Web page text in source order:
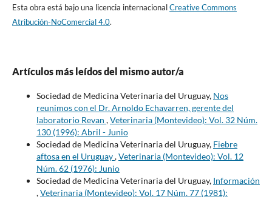
Esta obra está bajo una licencia internacionalCreative Commons
Atribución-NoComercial 4.0.
Artículos más leídos del mismo autor/a
Sociedad de Medicina Veterinaria del Uruguay, Nos
reunimos con el Dr. Arnoldo Echavarren, gerente del
laboratorio Revan ,Veterinaria (Montevideo): Vol. 32 Núm.
130 (1996): Abril - Junio
Sociedad de Medicina Veterinaria del Uruguay, Fiebre
aftosa en el Uruguay,Veterinaria (Montevideo): Vol. 12
Núm. 62 (1976): Junio
Sociedad de Medicina Veterinaria del Uruguay, Información
,Veterinaria (Montevideo): Vol. 17 Núm. 77 (1981):